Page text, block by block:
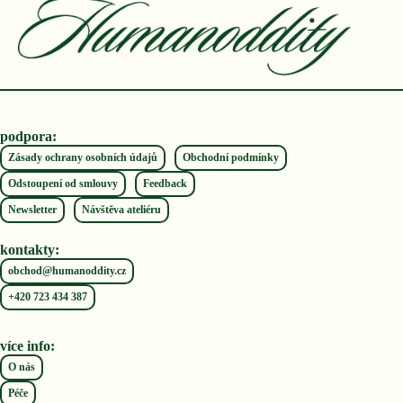
podpora:
Zásady ochrany osobních údajů Obchodní podmínky
Odstoupení od smlouvy Feedback
Newsletter Návštěva ateliéru
kontakty:
obchod@humanoddity.cz
+420 ‭723 434 387‬
více info:
O nás
Péče